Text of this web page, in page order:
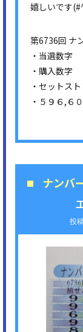
嬉しいです
第6736回 ナ
・当選数字
・購入数字
・セットス
・５９６,６
ナンバ